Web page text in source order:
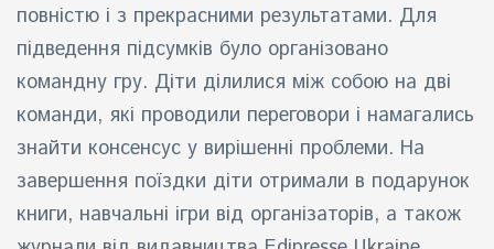
повністю і з прекрасними результатами. Для
підведення підсумків було організовано
командну гру. Діти ділилися між собою на дві
команди, які проводили переговори і намагались
знайти консенсус у вирішенні проблеми. На
завершення поїздки діти отримали в подарунок
книги, навчальні ігри від організаторів, а також